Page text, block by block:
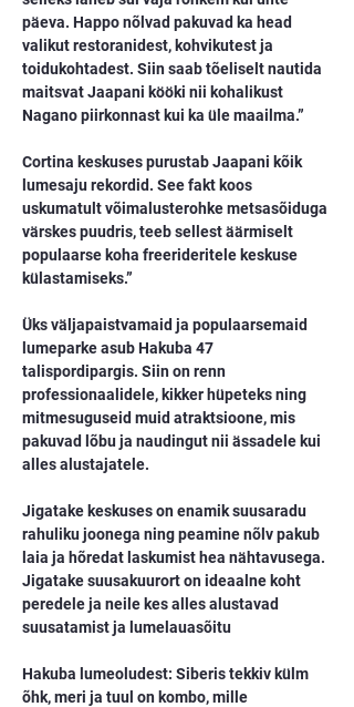
päeva. Happo nõlvad pakuvad ka head
valikut restoranidest, kohvikutest ja
toidukohtadest. Siin saab tõeliselt nautida
maitsvat Jaapani kööki nii kohalikust
Nagano piirkonnast kui ka üle maailma.”
Cortina keskuses purustab Jaapani kõik
lumesaju rekordid. See fakt koos
uskumatult võimalusterohke metsasõiduga
värskes puudris, teeb sellest äärmiselt
populaarse koha freerideritele keskuse
külastamiseks.”
Üks väljapaistvamaid ja populaarsemaid
lumeparke asub Hakuba 47
talispordipargis. Siin on renn
professionaalidele, kikker hüpeteks ning
mitmesuguseid muid atraktsioone, mis
pakuvad lõbu ja naudingut nii ässadele kui
alles alustajatele.
Jigatake keskuses on enamik suusaradu
rahuliku joonega ning peamine nõlv pakub
laia ja hõredat laskumist hea nähtavusega.
Jigatake suusakuurort on ideaalne koht
peredele ja neile kes alles alustavad
suusatamist ja lumelauasõitu
Hakuba lumeoludest: Siberis tekkiv külm
õhk, meri ja tuul on kombo, mille